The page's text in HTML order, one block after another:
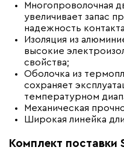
Многопроволочная
увеличивает запас
надежность
Изоляция из
высокие
свойства;
Оболочка из
сохраняет
температурном
Механическая
Широкая линейка
Комплект поставки